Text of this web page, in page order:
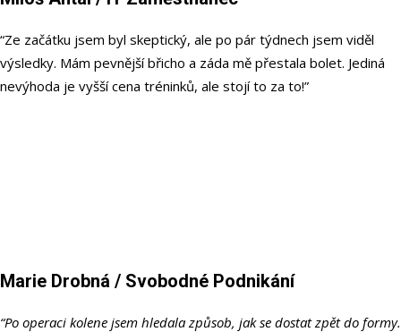
“Ze začátku jsem byl skeptický, ale po pár týdnech jsem viděl
výsledky. Mám pevnější břicho a záda mě přestala bolet. Jediná
nevýhoda je vyšší cena tréninků, ale stojí to za to!”
Marie Drobná / Svobodné Podnikání
“Po operaci kolene jsem hledala způsob, jak se dostat zpět do formy.